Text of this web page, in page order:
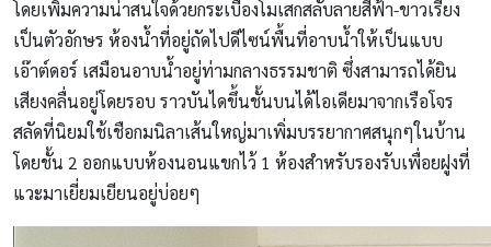
โดยเพิ่มความน่าสนใจด้วยกระเบื้องโมเสกสลับลายสีฟ้า-ขาวเรียง
เป็นตัวอักษร ห้องน้ำที่อยู่ถัดไปดีไซน์พื้นที่อาบน้ำให้เป็นแบบ
เอ๊าต์ดอร์ เสมือนอาบน้ำอยู่ท่ามกลางธรรมชาติ ซึ่งสามารถได้ยิน
เสียงคลื่นอยู่โดยรอบ ราวบันไดขึ้นชั้นบนได้ไอเดียมาจากเรือโจร
สลัดที่นิยมใช้เชือกมนิลาเส้นใหญ่มาเพิ่มบรรยากาศสนุกๆในบ้าน
โดยชั้น 2 ออกแบบห้องนอนแขกไว้ 1 ห้องสำหรับรองรับเพื่อยฝูงที่
แวะมาเยี่ยมเยียนอยู่บ่อยๆ